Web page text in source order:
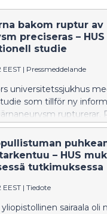
bakom ruptur av
preciseras –
studie
| Pressmeddelande
universitetssjukhus
som tillför ny
rupturerar.
till att bättre än i
störst rupturrisk och
nya
den ansedda tidskriften
– HUS
tutkimuksessa
| Tiedote
sairaala oli